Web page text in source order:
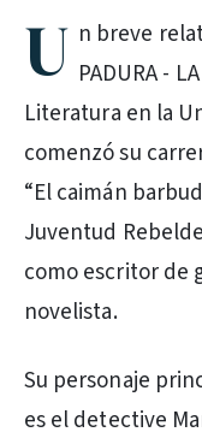
U n breve
PADURA -
Literatura en la
comenzó su
“El caimán
Juventud
como escritor de
novelista.
Su personaje
es el detective